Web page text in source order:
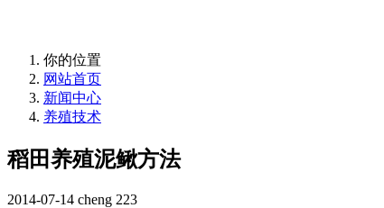
你的位置
网站首页
新闻中心
养殖技术
稻田养殖泥鳅方法
2014-07-14 cheng 223